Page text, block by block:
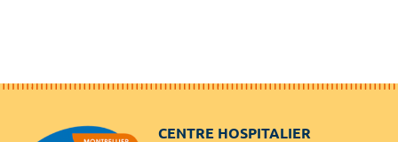
CENTRE HOSPITALIER